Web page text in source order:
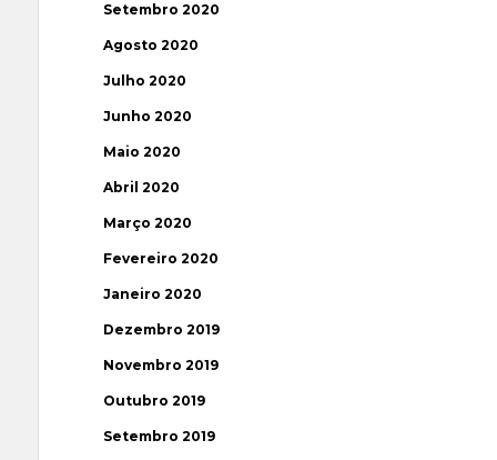
Setembro 2020
Agosto 2020
Julho 2020
Junho 2020
Maio 2020
Abril 2020
Março 2020
Fevereiro 2020
Janeiro 2020
Dezembro 2019
Novembro 2019
Outubro 2019
Setembro 2019